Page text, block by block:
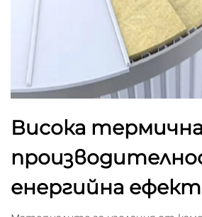
Висока термична
енергийна